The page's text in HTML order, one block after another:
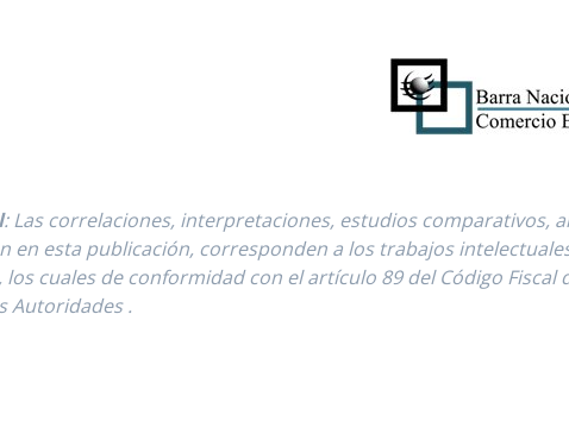
: Las correlaciones, interpretaciones, estudios comparativos,
en esta publicación, corresponden a los trabajos
cuales de conformidad con el artículo 89 del Código
Autoridades.